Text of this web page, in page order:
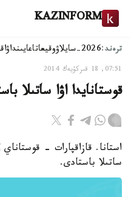
KAZINFORM
ترەند:2026-سايلاۋ وقيعاتاعايىنداۋ
07:51, 18 قىركۇيەك 2014
قوستانايدا اۋا ساتىلا
استانا. قازاقپارات - قوستاناي
ساتىلا باستادى.